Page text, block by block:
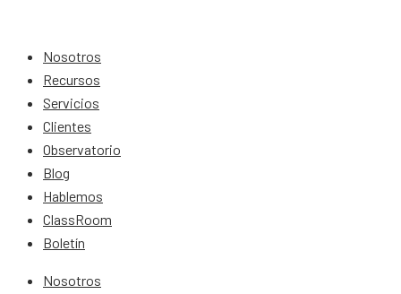
Nosotros
Recursos
Servicios
Clientes
Observatorio
Blog
Hablemos
ClassRoom
Boletín
Nosotros